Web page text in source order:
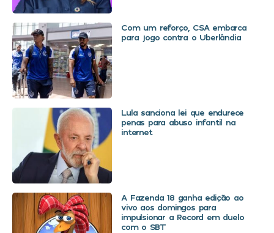
Com um reforço, CSA embarca
para jogo contra o Uberlândia
Lula sanciona lei que endurece
penas para abuso infantil na
internet
A Fazenda 18 ganha edição ao
vivo aos domingos para
impulsionar a Record em duelo
com o SBT